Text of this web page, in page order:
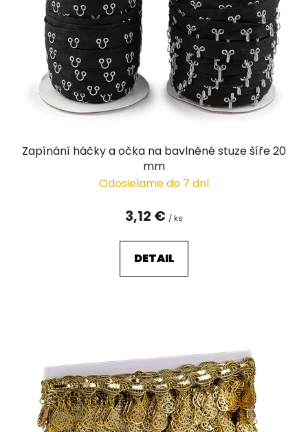
Zapínání háčky a očka na bavlněné stuze šíře 20
mm
Odosielame do 7 dní
3,12 € / ks
DETAIL